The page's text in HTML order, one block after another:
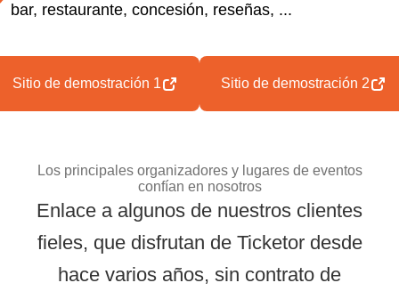
bar, restaurante, concesión, reseñas, ...
Sitio de demostración 1 Sitio de demostración 2
Los principales
Los principales organizadores y lugares de eventos
confían en nosotros
Enlace a algunos de nuestros clientes
fieles, que disfrutan de Ticketor desde
hace varios años, sin contrato de